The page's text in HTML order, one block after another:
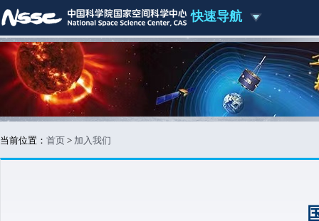
快速导航
当前位置： 首页 > 加入我们